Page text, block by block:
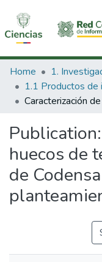
Communities &
All of DSpace
Home
Publication:
huecos de
de